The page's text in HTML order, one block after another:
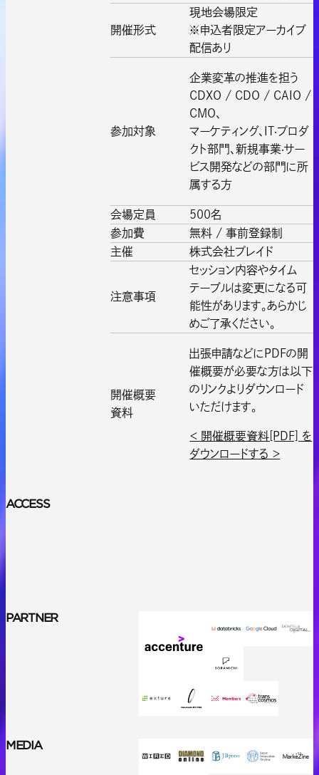
開催形式
現地会場限定
※申込者限定アーカイブ
配信あり
参加対象
企業変革の推進を担う
CDXO / CDO / CAIO /
CMO、
マーケティング、IT‧プロダ
クト部門、新規事業‧サー
ビス開発などの部門に所
属する方
会場定員
500名
参加費
無料 / 事前登録制
主催
株式会社プレイド
注意事項
セッション内容やタイム
テーブルは変更になる可
能性があります。あらかじ
めご了承ください。
開催概要
資料
出張申請などにPDFの開
催概要が必要な方は以下
のリンクよりダウンロード
いただけます。
＜ 開催概要資料[PDF] を
ダウンロードする ＞
ACCESS
PARTNER
MEDIA